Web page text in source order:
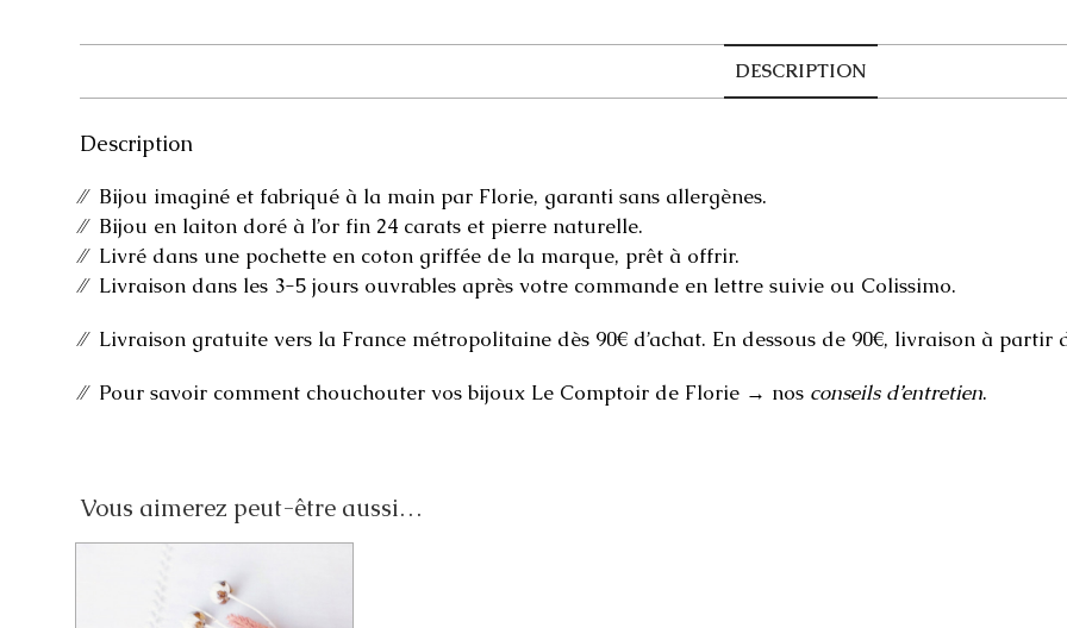
DESCRIPTION
Description
⁄⁄ Bijou imaginé et fabriqué à la main par Florie, garanti sans allergènes.
⁄⁄ Bijou en laiton doré à l’or fin 24 carats et pierre naturelle.
⁄⁄ Livré dans une pochette en coton griffée de la marque, prêt à offrir.
⁄⁄ Livraison dans les 3-5 jours ouvrables après votre commande en lettre suivie ou Colissimo.
⁄⁄ Livraison gratuite vers la France métropolitaine dès 90€ d’achat. En dessous de 90€, livraison à partir
⁄⁄ Pour savoir comment chouchouter vos bijoux Le Comptoir de Florie → nos conseils d’entretien.
Vous aimerez peut-être aussi…